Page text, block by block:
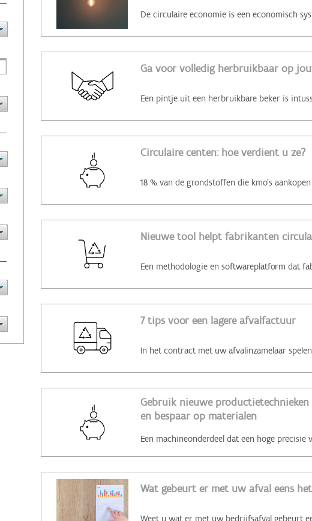
Ga voor volledig herbruikbaar op
Circulaire centen: hoe verdient u ze?
Nieuwe tool helpt fabrikanten
7 tips voor een lagere afvalfactuur
Gebruik nieuwe
en bespaar op materialen
Wat gebeurt er met uw afval eens